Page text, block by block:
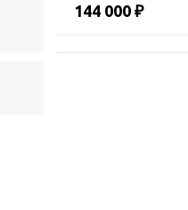
144 000 ₽